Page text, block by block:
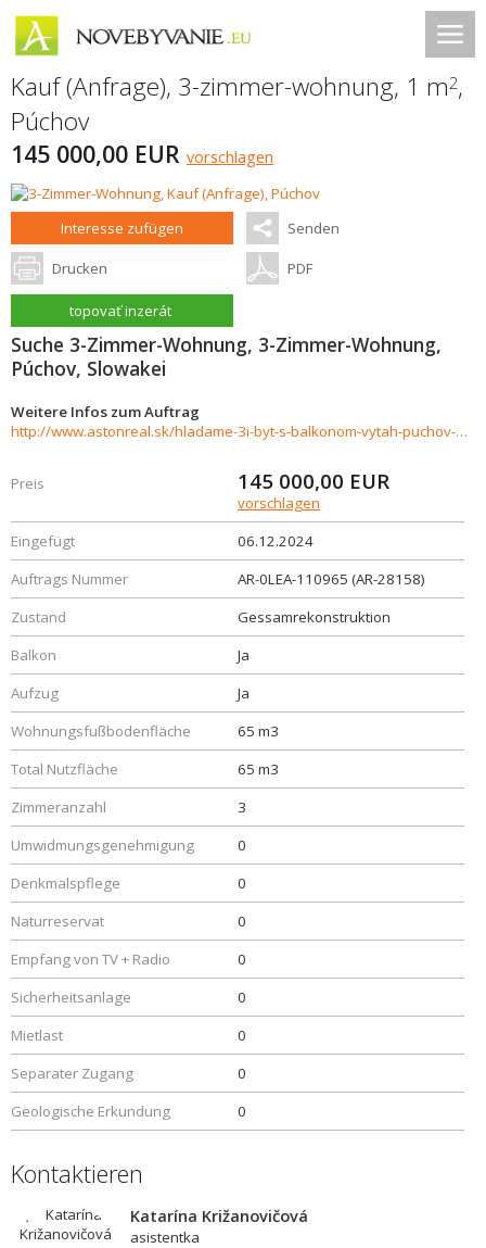
Kauf (Anfrage), 3-zimmer-wohnung, 1 m2,
Púchov
145 000,00 EUR vorschlagen
Interesse zufügen Senden
Drucken PDF
topovať inzerát
Suche 3-Zimmer-Wohnung, 3-Zimmer-Wohnung,
Púchov, Slowakei
Weitere Infos zum Auftrag
http://www.astonreal.sk/hladame-3i-byt-s-balkonom-vytah-puchov-mladeznicka-okruzna-dvory-871806
Preis 145 000,00 EUR
vorschlagen
Eingefügt
06.12.2024
Auftrags Nummer
AR-0LEA-110965 (AR-28158)
Zustand
Gessamrekonstruktion
Balkon
Ja
Aufzug
Ja
Wohnungsfußbodenfläche
65 m3
Total Nutzfläche
65 m3
Zimmeranzahl
3
Umwidmungsgenehmigung
0
Denkmalspflege
0
Naturreservat
0
Empfang von TV + Radio
0
Sicherheitsanlage
0
Mietlast
0
Separater Zugang
0
Geologische Erkundung
0
Kontaktieren
Katarína Križanovičová
asistentka